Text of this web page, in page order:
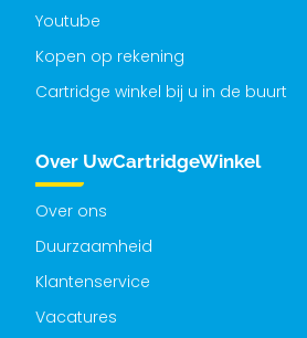
Youtube
Kopen op rekening
Cartridge winkel bij u in de buurt
Over UwCartridgeWinkel
Over ons
Duurzaamheid
Klantenservice
Vacatures